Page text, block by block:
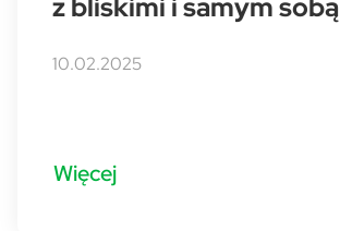
z bliskimi i samym sobą
10.02.2025
Więcej